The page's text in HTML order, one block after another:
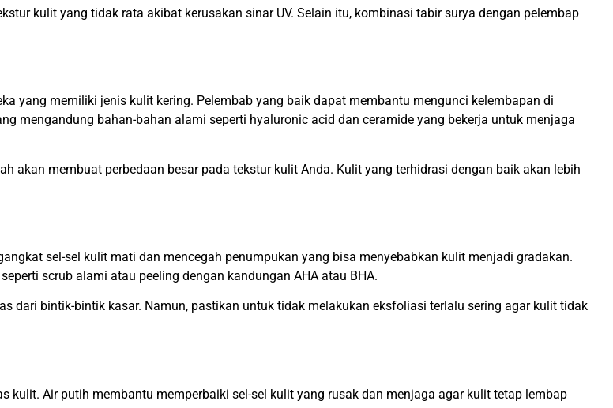
kulit yang tidak rata akibat kerusakan sinar UV. Selain itu, kombinasi tabir surya dengan pelembap
yang memiliki jenis kulit kering. Pelembab yang baik dapat membantu mengunci kelembapan di
mengandung bahan-bahan alami seperti hyaluronic acid dan ceramide yang bekerja untuk menjaga
akan membuat perbedaan besar pada tekstur kulit Anda. Kulit yang terhidrasi dengan baik akan lebih
sel-sel kulit mati dan mencegah penumpukan yang bisa menyebabkan kulit menjadi gradakan.
scrub alami atau peeling dengan kandungan AHA atau BHA.
dari bintik-bintik kasar. Namun, pastikan untuk tidak melakukan eksfoliasi terlalu sering agar kulit tidak
Air putih membantu memperbaiki sel-sel kulit yang rusak dan menjaga agar kulit tetap lembap